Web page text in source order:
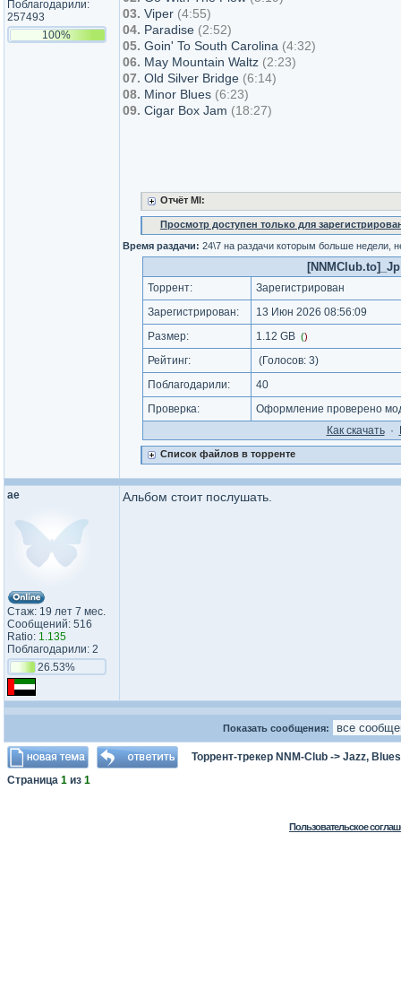
Поблагодарили:
257493
100%
03. Viper (4:55)
04. Paradise (2:52)
05. Goin' To South Carolina (4:32)
06. May Mountain Waltz (2:23)
07. Old Silver Bridge (6:14)
08. Minor Blues (6:23)
09. Cigar Box Jam (18:27)
Отчёт MI:
Просмотр доступен только для
Время раздачи: 24\7 на раздачи которым больше недели,
Торрент:
Зарегистрирован
Зарегистрирован:
13 Июн 2026 08:56:09
Размер:
1.12 GB ()
Рейтинг: (Голосов: 3)
Поблагодарили:
40
Проверка:
Оформление проверено
Как cкачать·
Список файлов в торренте
ae
Стаж: 19 лет 7 мес.
Сообщений: 516
Ratio: 1.135
Поблагодарили: 2
26.53%
Альбом стоит послушать.
Показать сообщения:
Торрент-трекер NNM-Club -> Jazz,
Страница 1 из 1
Пользовательское